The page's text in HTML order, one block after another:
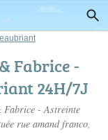
Fabrice -
24H/7J
Fabrice - Astreinte
rue amand franco,